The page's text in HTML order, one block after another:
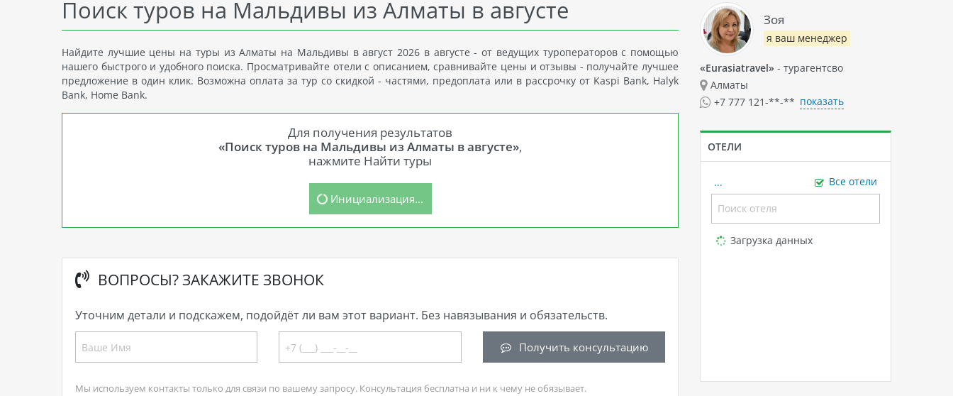
Поиск туров на Мальдивы из Алматы в августе
Найдите лучшие цены на туры из Алматы на Мальдивы в август 2026 в августе - от ведущих туроператоров с помощью
нашего быстрого и удобного поиска. Просматривайте отели с описанием, сравнивайте цены и отзывы - получайте лучшее
предложение в один клик. Возможна оплата за тур со скидкой - частями, предоплата или в рассрочку от Kaspi Bank, Halyk
Bank, Home Bank.
Для получения результатов
«Поиск туров на Мальдивы из Алматы в августе»,
нажмите Найти туры
Инициализация...
ВОПРОСЫ? ЗАКАЖИТЕ ЗВОНОК
Уточним детали и подскажем, подойдёт ли вам этот вариант. Без навязывания и обязательств.
Получить консультацию
Мы используем контакты только для связи по вашему запросу. Консультация бесплатна и ни к чему не обязывает.
Зоя
я ваш менеджер
«Eurasiatravel» - турагентсво
Алматы
+7 777 121-**-** показать
ОТЕЛИ
... Все отели
Loading...
Загрузка данных